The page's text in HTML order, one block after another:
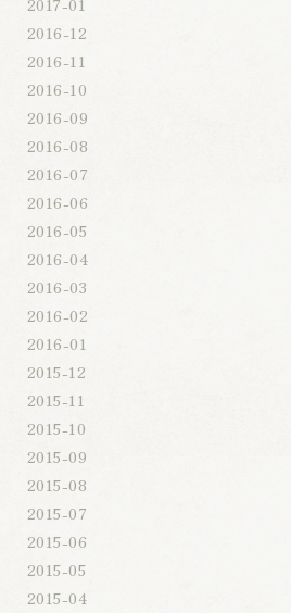
2016-12
2016-11
2016-10
2016-09
2016-08
2016-07
2016-06
2016-05
2016-04
2016-03
2016-02
2016-01
2015-12
2015-11
2015-10
2015-09
2015-08
2015-07
2015-06
2015-05
2015-04